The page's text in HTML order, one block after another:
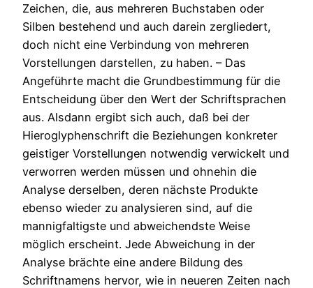
Zeichen, die, aus mehreren Buchstaben oder
Silben bestehend und auch darein zergliedert,
doch nicht eine Verbindung von mehreren
Vorstellungen darstellen, zu haben. – Das
Angeführte macht die Grundbestimmung für die
Entscheidung über den Wert der Schriftsprachen
aus. Alsdann ergibt sich auch, daß bei der
Hieroglyphenschrift die Beziehungen konkreter
geistiger Vorstellungen notwendig verwickelt und
verworren werden müssen und ohnehin die
Analyse derselben, deren nächste Produkte
ebenso wieder zu analysieren sind, auf die
mannigfaltigste und abweichendste Weise
möglich erscheint. Jede Abweichung in der
Analyse brächte eine andere Bildung des
Schriftnamens hervor, wie in neueren Zeiten nach